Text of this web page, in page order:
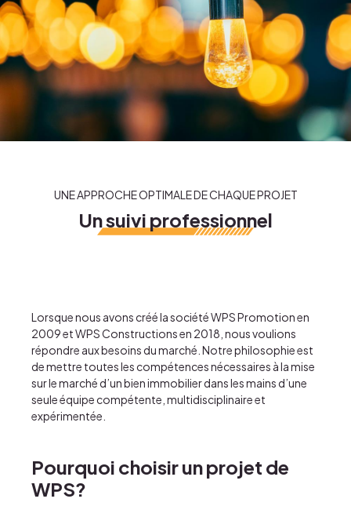
Expertise de biens
Biens immo
Nos projets
UNE APPROCHE OPTIMALE DE CHAQUE PROJET
Un suivi professionnel
Lorsque nous avons crééla société WPS Promotionen
2009etWPS Constructionsen 2018, nous voulions
répondre aux besoins du marché. Notre philosophie est
de mettre toutes les compétences nécessaires à la mise
sur le marché d’un bien immobilier dans les mains d’une
seuleéquipe compétente, multidisciplinaire et
expérimentée
Pourquoi choisir un projet de
WPS?